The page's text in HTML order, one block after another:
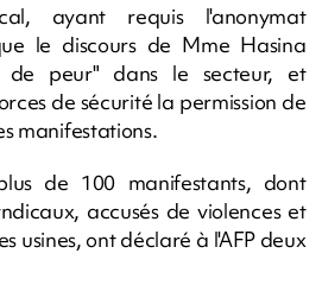
ayant requis l'anonymat
le discours de Mme Hasina
de peur" dans le secteur, et
de sécurité la permission de
manifestations.
de 100 manifestants, dont
accusés de violences et
usines, ont déclaré à l'AFP deux